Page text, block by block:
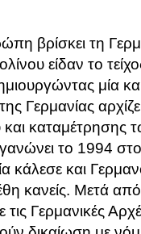
βρίσκει τη
είδαν το
μία
Γερμανίας
και
το 1994
κάλεσε και
κανείς. Μετά από
Γερμανικές